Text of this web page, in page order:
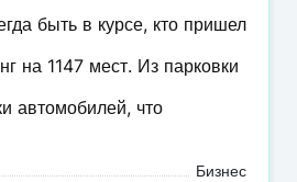
быть в курсе, кто пришел
на 1147 мест. Из парковки
автомобилей, что
Бизнес